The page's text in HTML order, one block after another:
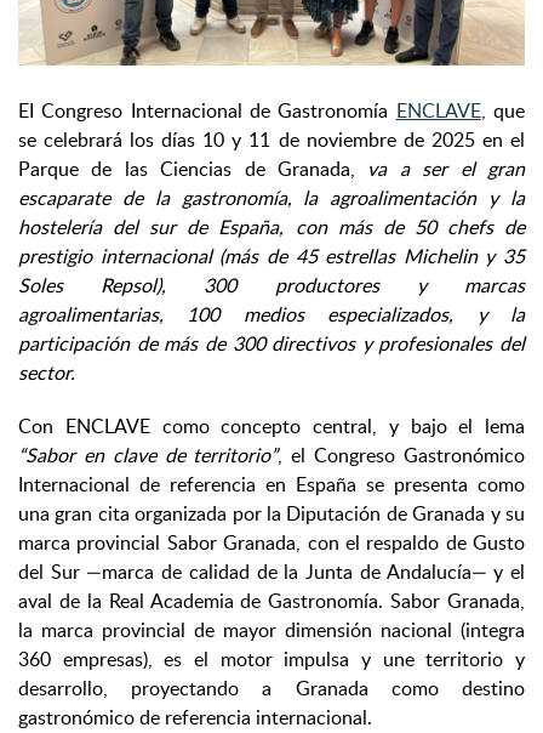
EI Congreso Internacional de Gastronomía ENCLAVE, que
se celebrará los días 10 y 11 de noviembre de 2025 en el
Parque de las Ciencias de Granada, va a ser el gran
escaparate de la gastronomía, la agroalimentación y la
hostelería del sur de España, con más de 50 chefs de
prestigio internacional (más de 45 estrellas Michelin y 35
Soles Repsol), 300 productores y marcas
agroalimentarias, 100 medios especializados, y la
participación de más de 300 directivos y profesionales del
sector.
Con ENCLAVE como concepto central, y bajo el lema
“Sabor en clave de territorio”, el Congreso Gastronómico
Internacional de referencia en España se presenta como
una gran cita organizada por la Diputación de Granada y su
marca provincial Sabor Granada, con el respaldo de Gusto
del Sur —marca de calidad de la Junta de Andalucía— y el
aval de la Real Academia de Gastronomía. Sabor Granada,
la marca provincial de mayor dimensión nacional (integra
360 empresas), es el motor impulsa y une territorio y
desarrollo, proyectando a Granada como destino
gastronómico de referencia internacional.